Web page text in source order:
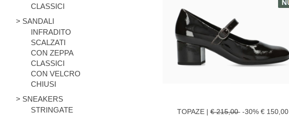
CLASSICI
> SANDALI
INFRADITO
SCALZATI
CON ZEPPA
CLASSICI
CON VELCRO
CHIUSI
> SNEAKERS
STRINGATE
TOPAZE |€ 215,00-30% € 150,00